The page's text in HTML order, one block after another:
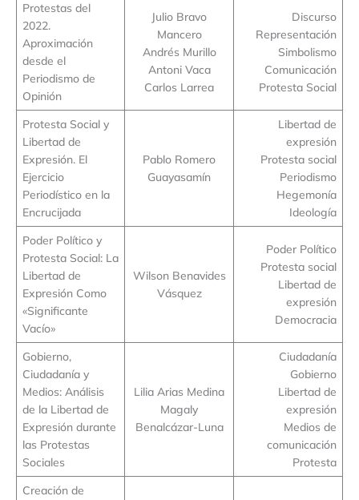
Protestas del
2022.
Aproximación
desde el
Periodismo de
Opinión
Julio Bravo
Mancero
Andrés Murillo
Antoni Vaca
Carlos Larrea
Discurso
Representación
Simbolismo
Comunicación
Protesta Social
Protesta Social y
Libertad de
Expresión. El
Ejercicio
Periodístico en la
Encrucijada
Pablo Romero
Guayasamín
Libertad de
expresión
Protesta social
Periodismo
Hegemonía
Ideología
Poder Político y
Protesta Social: La
Libertad de
Expresión Como
«Significante
Vacío»
Wilson Benavides
Vásquez
Poder Político
Protesta social
Libertad de
expresión
Democracia
Gobierno,
Ciudadanía y
Medios: Análisis
de la Libertad de
Expresión durante
las Protestas
Sociales
Lilia Arias Medina
Magaly
Benalcázar-Luna
Ciudadanía
Gobierno
Libertad de
expresión
Medios de
comunicación
Protesta
Creación de